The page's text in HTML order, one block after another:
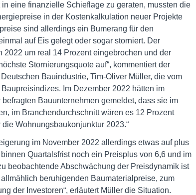
eine finanzielle Schieflage zu geraten, mussten die
in der Kostenkalkulation neuer Projekte
sind allerdings ein Bumerang für den
auf Eis gelegt oder sogar storniert. Der
um real 14 Prozent eingebrochen und der
Stornierungsquote auf“, kommentiert der
Bauindustrie, Tim-Oliver Müller, die vom
Im Dezember 2022 hätten im
Bauunternehmen gemeldet, dass sie im
im Branchendurchschnitt wären es 12 Prozent
Wohnungsbaukonjunktur 2023.“
im November 2022 allerdings etwas auf plus
Quartalsfrist noch ein Preisplus von 6,6 und im
beobachtende Abschwächung der Preisdynamik ist
beruhigenden Baumaterialpreise, zum
der Investoren“, erläutert Müller die Situation.